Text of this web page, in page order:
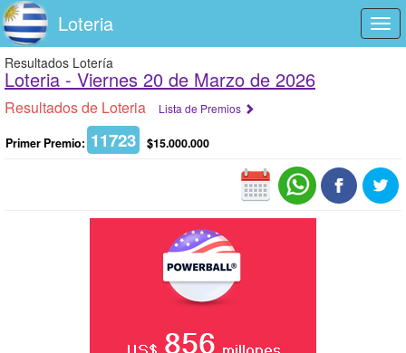
Loteria
Resultados Lotería
Loteria - Viernes 20 de Marzo de 2026
Resultados de Loteria Lista de Premios
Primer Premio: 11723 $15.000.000